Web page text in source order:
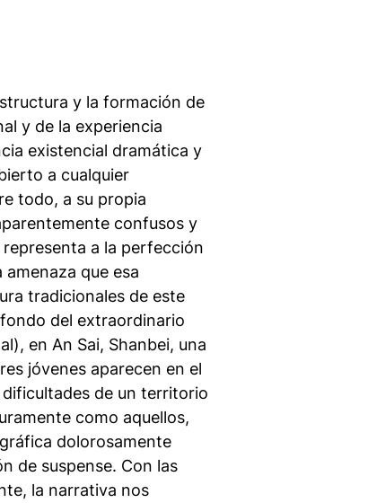
y la formación de
y de la experiencia
existencial dramática y
a cualquier
todo, a su propia
confusos y
a la perfección
que esa
tradicionales de este
del extraordinario
en An Sai, Shanbei, una
jóvenes aparecen en el
de un territorio
como aquellos,
dolorosamente
de suspense. Con las
la narrativa nos